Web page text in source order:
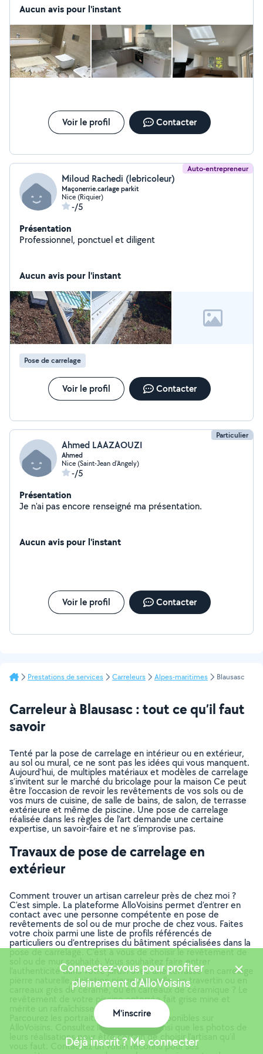
Aucun avis pour l'instant
Voir le profil Contacter
Auto-entrepreneur
Miloud Rachedi (lebricoleur)
Maçonerrie.carlage parkit
Nice (Riquier)
-/5
Présentation
Professionnel, ponctuel et diligent
Aucun avis pour l'instant
Pose de carrelage
Voir le profil Contacter
Particulier
Ahmed LAAZAOUZI
Ahmed
Nice (Saint-Jean d'Angely)
-/5
Présentation
Je n'ai pas encore renseigné ma présentation.
Aucun avis pour l'instant
Voir le profil Contacter
Prestations de services Carreleurs Alpes-maritimes Blausasc
Carreleur à Blausasc : tout ce qu’il faut
savoir
Tenté par la pose de carrelage en intérieur ou en extérieur,
au sol ou mural, ce ne sont pas les idées qui vous manquent.
Aujourd’hui, de multiples matériaux et modèles de carrelage
s’invitent sur le marché du bricolage pour la maison Ce peut
être l’occasion de revoir les revêtements de vos sols ou de
vos murs de cuisine, de salle de bains, de salon, de terrasse
extérieure et même de piscine. Une pose de carrelage
réalisée dans les règles de l’art demande une certaine
expertise, un savoir-faire et ne s’improvise pas.
Travaux de pose de carrelage en
extérieur
Comment trouver un artisan carreleur près de chez moi ?
C'est simple. La plateforme AlloVoisins permet d’entrer en
contact avec une personne compétente en pose de
revêtements de sol ou de mur proche de chez vous. Faites
votre choix parmi une liste de profils référencés de
particuliers ou d’entreprises du bâtiment spécialisées dans la
pose de carrelage. C’est à vous de choisir le revêtement de
sol ou de mur souhaité. Vous souhaitez faire entrer
l’authenticité dans votre jardin avec une terrasse en carrelage
pierre naturelle, imitation pierre naturelle, en travertin ou en
carreaux grès de cérame, ou en carreaux de céramique ? Le
revêtement de votre piscine enterrée fait grise mine et
mérite un rafraîchissement ?
Parcourez les portraits de carreleurs disponibles sur
AlloVoisins. Consultez les avis laissés ainsi que les photos de
leurs réalisations pour être certain de choisir l’artisan qu’il
vous faut. Contactez un voisin reconnu pour ses
Connectez-vous pour profiter
pleinement d'AlloVoisins
M'inscrire
Déjà inscrit ? Me connecter